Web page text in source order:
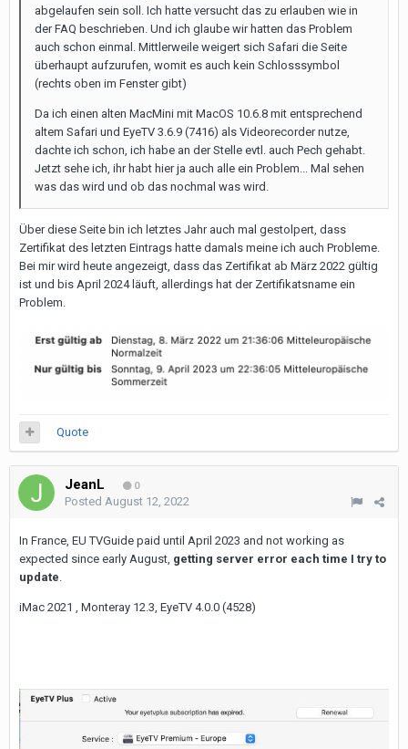
abgelaufen sein soll. Ich hatte versucht das zu erlauben wie in
der FAQ beschrieben. Und ich glaube wir hatten das Problem
auch schon einmal. Mittlerweile weigert sich Safari die Seite
überhaupt aufzurufen, womit es auch kein Schlosssymbol
(rechts oben im Fenster gibt)
Da ich einen alten MacMini mit MacOS 10.6.8 mit entsprechend
altem Safari und EyeTV 3.6.9 (7416) als Videorecorder nutze,
dachte ich schon, ich habe an der Stelle evtl. auch Pech gehabt.
Jetzt sehe ich, ihr habt hier ja auch alle ein Problem... Mal sehen
was das wird und ob das nochmal was wird.
Über diese Seite bin ich letztes Jahr auch mal gestolpert, dass
Zertifikat des letzten Eintrags hatte damals meine ich auch Probleme.
Bei mir wird heute angezeigt, dass das Zertifikat ab März 2022 gültig
ist und bis April 2024 läuft, allerdings hat der Zertifikatsname ein
Problem.
Quote
JeanL 0
Posted August 12, 2022
In France, EU TVGuide paid until April 2023 and not working as
expected since early August, getting server error each time I try to
update.
iMac 2021 , Monteray 12.3, EyeTV 4.0.0 (4528)